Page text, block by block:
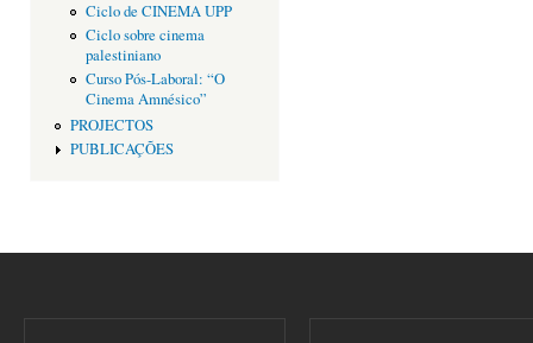
Ciclo de CINEMA UPP
Ciclo sobre cinema
palestiniano
Curso Pós-Laboral: “O
Cinema Amnésico”
PROJECTOS
PUBLICAÇÕES